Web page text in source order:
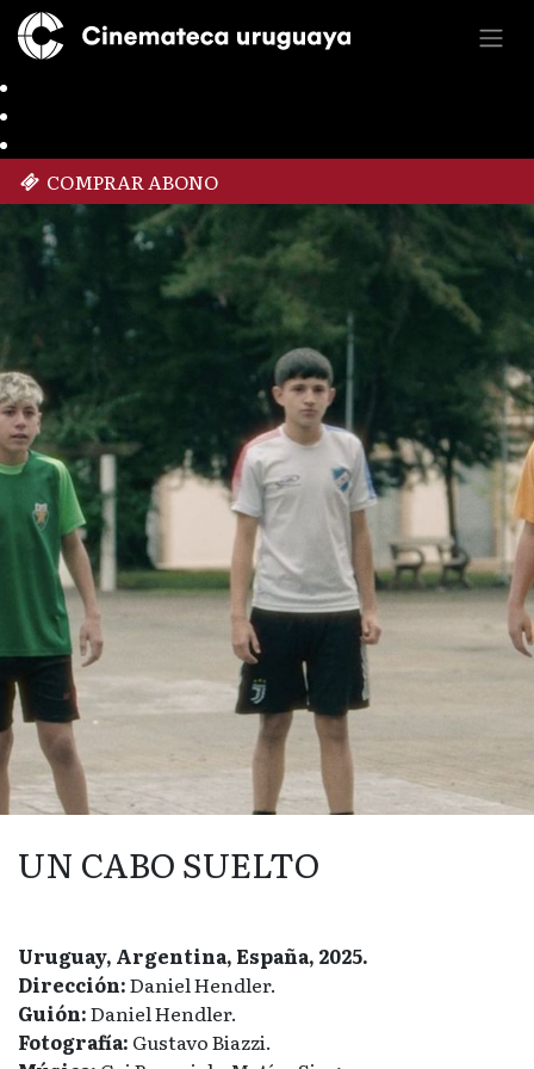
COMPRAR ABONO
UN CABO SUELTO
Uruguay, Argentina, España, 2025.
Dirección:Daniel Hendler.
Guión:Daniel Hendler.
Fotografía: Gustavo Biazzi.